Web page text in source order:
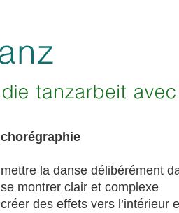
chorégraphie
mettre la danse délibérément
se montrer clair et complexe
créer des effets vers l’intérieur